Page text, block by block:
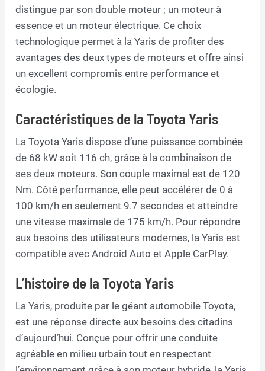
distingue par son double moteur ; un moteur à
essence et un moteur électrique. Ce choix
technologique permet à la Yaris de profiter des
avantages des deux types de moteurs et offre ainsi
un excellent compromis entre performance et
écologie.
Caractéristiques de la Toyota Yaris
La Toyota Yaris dispose d’une puissance combinée
de 68 kW soit 116 ch, grâce à la combinaison de
ses deux moteurs. Son couple maximal est de 120
Nm. Côté performance, elle peut accélérer de 0 à
100 km/h en seulement 9.7 secondes et atteindre
une vitesse maximale de 175 km/h. Pour répondre
aux besoins des utilisateurs modernes, la Yaris est
compatible avec Android Auto et Apple CarPlay.
L’histoire de la Toyota Yaris
La Yaris, produite par le géant automobile Toyota,
est une réponse directe aux besoins des citadins
d’aujourd’hui. Conçue pour offrir une conduite
agréable en milieu urbain tout en respectant